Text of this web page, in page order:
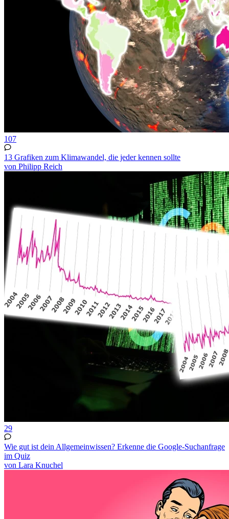
107
13 Grafiken zum Klimawandel, die jeder kennen sollte
von Philipp Reich
29
Wie gut ist dein Allgemeinwissen? Erkenne die Google-Suchanfrage
im Quiz
von Lara Knuchel